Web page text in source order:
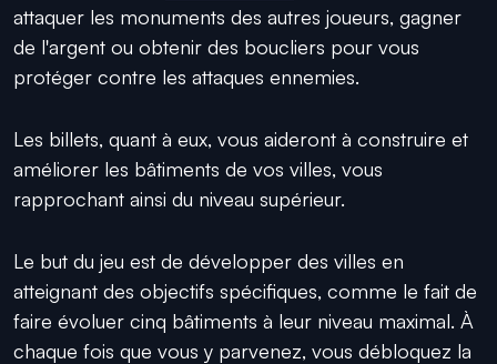
attaquer les monuments des autres joueurs, gagner
de l'argent ou obtenir des boucliers pour vous
protéger contre les attaques ennemies.
Les billets, quant à eux, vous aideront à construire et
améliorer les bâtiments de vos villes, vous
rapprochant ainsi du niveau supérieur.
Le but du jeu est de développer des villes en
atteignant des objectifs spécifiques, comme le fait de
faire évoluer cinq bâtiments à leur niveau maximal. À
chaque fois que vous y parvenez, vous débloquez la